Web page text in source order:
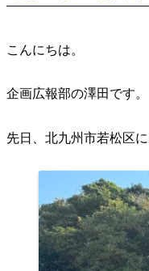
こんにちは。
企画広報部の澤田です。
先日、北九州市若松区